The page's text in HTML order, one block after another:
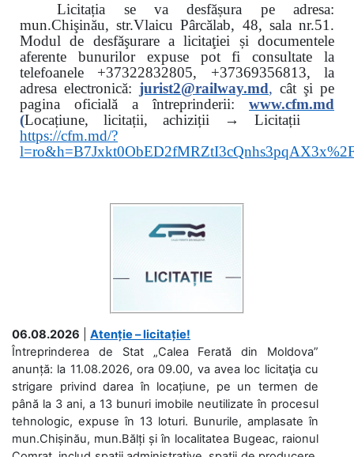
Licitația se va desfășura pe adresa:
mun.Chişinău, str.Vlaicu Pârcălab, 48, sala nr.51.
Modul de desfăşurare a licitaţiei și documentele
aferente bunurilor expuse pot fi consultate la
telefoanele +37322832805, +37369356813, la
adresa electronică: jurist2@railway.md, cât şi pe
pagina oficială a întreprinderii:
www.cfm.md
(Locațiune, licitații, achiziții → Licitații
https://cfm.md/?
06.08.2026
Atenție – licitație!
Întreprinderea de Stat „Calea Ferată din Moldova”
anunță: la 11.08.2026, ora 09.00, va avea loc licitaţia cu
strigare privind darea în locațiune, pe un termen de
până la 3 ani, a 13 bunuri imobile neutilizate în procesul
tehnologic, expuse în 13 loturi. Bunurile, amplasate în
mun.Chișinău, mun.Bălți și în localitatea Bugeac, raionul